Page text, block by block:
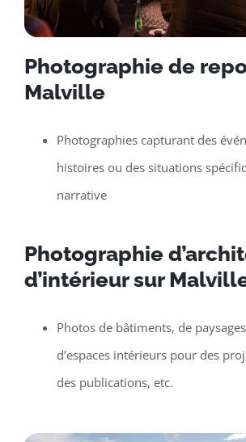
Photographie de
Malville
Photographies capturant des
histoires ou des situations
narrative
Photographie
d’intérieur sur
Photos de bâtiments, de
d’espaces intérieurs pour des
des publications, etc.